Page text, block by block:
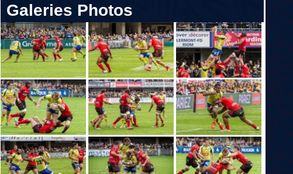
Galeries Photos